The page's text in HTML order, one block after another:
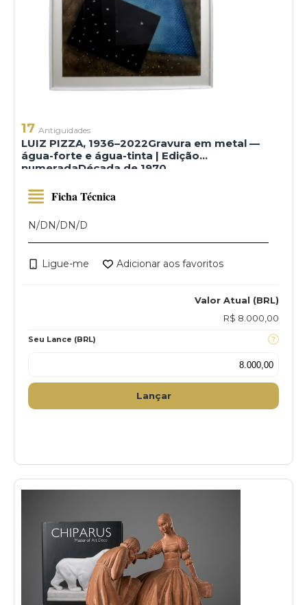
17 Antiguidades
LUIZ PIZZA, 1936–2022Gravura em metal —
água-forte e água-tinta | Edição
numeradaDécada de 1970
Valor Atual (BRL)
R$ 8.000,00
Seu Lance (BRL)
Lançar
Ficha Técnica
N/DN/DN/D
Ligue-me Adicionar aos favoritos